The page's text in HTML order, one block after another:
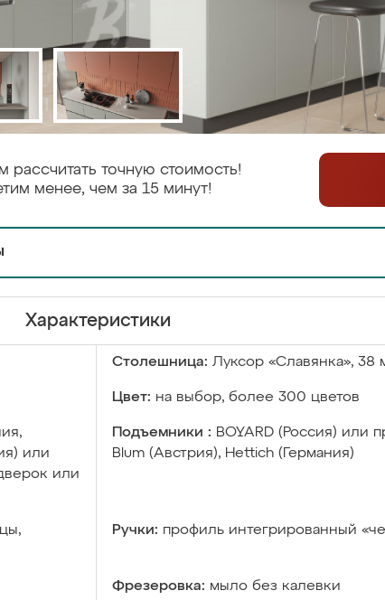
рассчитать точную стоимость!
менее, чем за 15 минут!
Характеристики
Столешница: Луксор «Славянка», 38
Цвет: на выбор, более 300 цветов
или
или
Подъемники : BOYARD (Россия) или
Blum (Австрия), Hettich (Германия)
Ручки: профиль интегрированный
Фрезеровка: мыло без калевки